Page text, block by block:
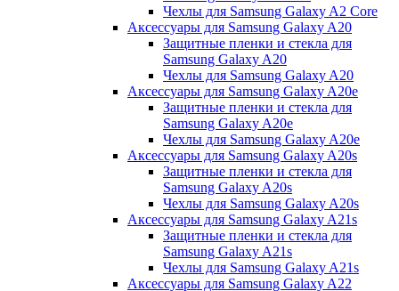
Чехлы для Samsung Galaxy A2 Core
Аксессуары для Samsung Galaxy A20
Защитные пленки и стекла для
Samsung Galaxy A20
Чехлы для Samsung Galaxy A20
Аксессуары для Samsung Galaxy A20e
Защитные пленки и стекла для
Samsung Galaxy A20e
Чехлы для Samsung Galaxy A20e
Аксессуары для Samsung Galaxy A20s
Защитные пленки и стекла для
Samsung Galaxy A20s
Чехлы для Samsung Galaxy A20s
Аксессуары для Samsung Galaxy A21s
Защитные пленки и стекла для
Samsung Galaxy A21s
Чехлы для Samsung Galaxy A21s
Аксессуары для Samsung Galaxy A22